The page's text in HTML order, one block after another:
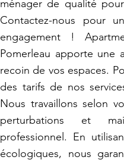
ménager de qualité
Contactez-nous pour
engagement !
Pomerleau apporte une
recoin de vos espaces.
des tarifs de nos
Nous travaillons selon
perturbations et
professionnel. En
écologiques, nous